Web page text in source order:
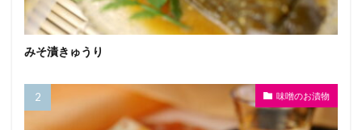
みそ漬きゅうり
味噌のお漬物